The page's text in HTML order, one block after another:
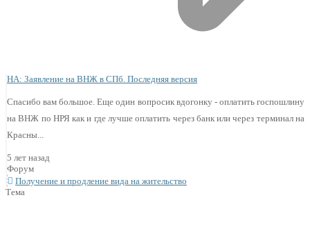
НА: Заявление на ВНЖ в СПб. Последняя версия
Спасибо вам большое. Еще один вопросик вдогонку - оплатить госпошлину
на ВНЖ по НРЯ как и где лучше оплатить через банк или через терминал на
Красны...
5 лет назад
Форум
Получение и продление вида на жительство
Тема